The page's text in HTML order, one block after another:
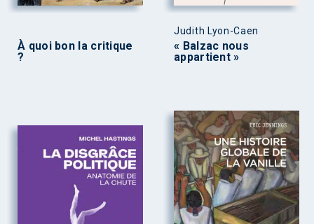
À quoi bon la critique
?
Judith Lyon-Caen
« Balzac nous
appartient »